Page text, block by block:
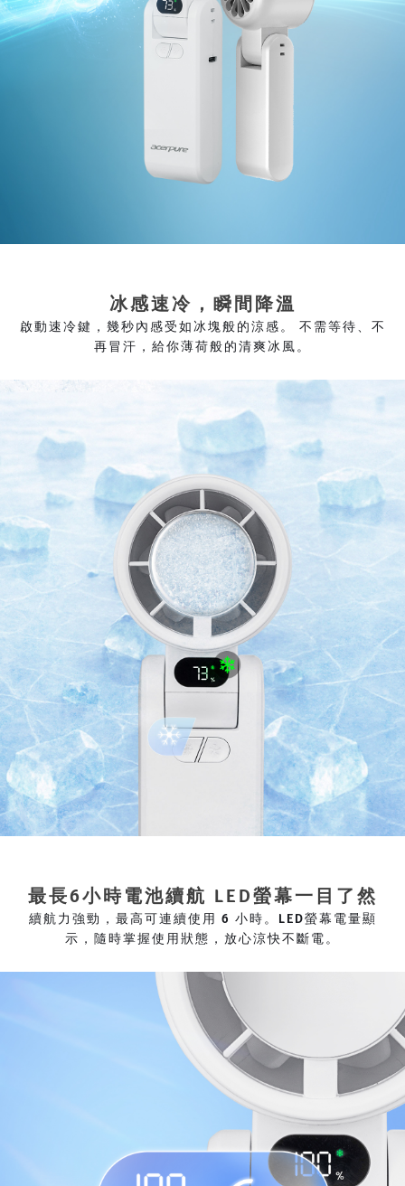
冰感速冷，瞬間降溫
啟動速冷鍵，幾秒內感受如冰塊般的涼感。 不需等待、不
再冒汗，給你薄荷般的清爽冰風。
最長6小時電池續航 LED螢幕一目了然
續航力強勁，最高可連續使用 6 小時。LED螢幕電量顯
示，隨時掌握使用狀態，放心涼快不斷電。